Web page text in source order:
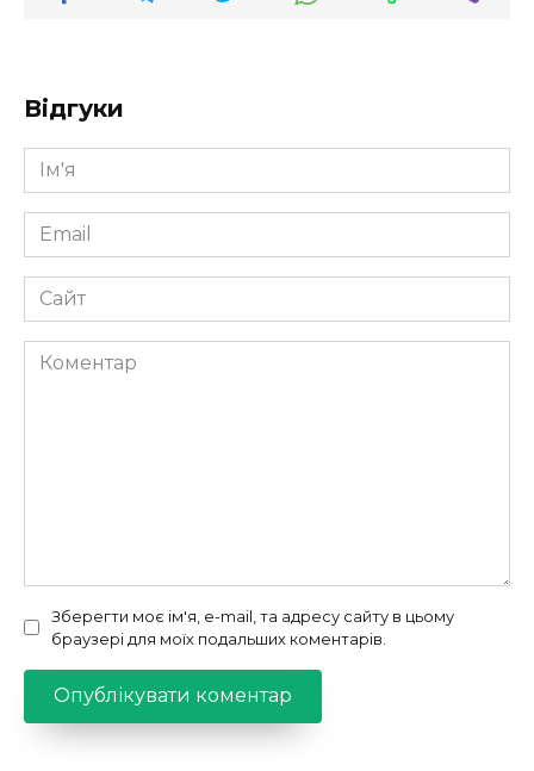
Відгуки
Ім'я
*
Email
*
Сайт
Коментар
Зберегти моє ім'я, e-mail, та адресу сайту в цьому
браузері для моїх подальших коментарів.